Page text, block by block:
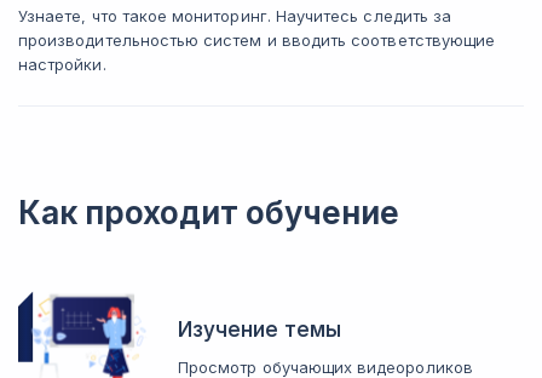
Узнаете, что такое мониторинг. Научитесь следить за
производительностью систем и вводить соответствующие
настройки.
Как проходит обучение
Изучение темы
Просмотр обучающих видеороликов